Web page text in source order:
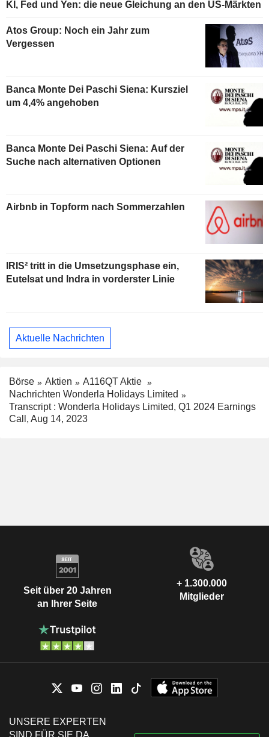
KI, Fed und Yen: die neue Gleichung an den US-Märkten
Atos Group: Noch ein Jahr zum
Vergessen
Banca Monte Dei Paschi Siena: Kursziel
um 4,4% angehoben
Banca Monte Dei Paschi Siena: Auf der
Suche nach alternativen Optionen
Airbnb in Topform nach Sommerzahlen
IRIS² tritt in die Umsetzungsphase ein,
Eutelsat und Indra in vorderster Linie
Aktuelle Nachrichten
Börse Aktien
A116QT Aktie
Nachrichten Wonderla Holidays Limited
Transcript : Wonderla Holidays Limited, Q1 2024 Earnings
Call, Aug 14, 2023
Seit über 20 Jahren
an Ihrer Seite
+ 1.300.000
Mitglieder
UNSERE EXPERTEN
SIND FÜR SIE DA